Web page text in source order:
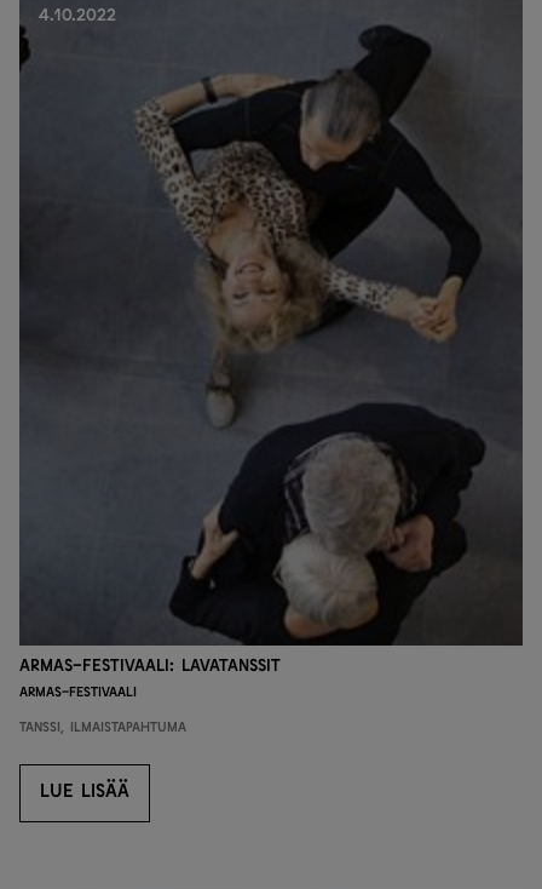
4.10.2022
Armas-festivaali: Lavatanssit
Armas-festivaali
Tanssi, Ilmaistapahtuma
LUE LISÄÄ
LUE LISÄÄ